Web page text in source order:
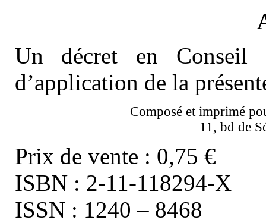
Un décret en Conseil
d’application de la
Composé et imprimé
11, bd de
Prix de vente : 0,75 €
ISBN : 2-11-118294-X
ISSN : 1240 – 8468